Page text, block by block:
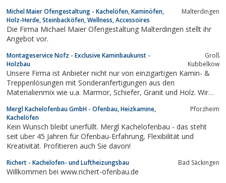
Michel Maier Ofengestaltung - Kachelöfen, Kaminöfen,
Holz-Herde, Steinbacköfen, Wellness, Accessoires
Malterdingen
Die Firma Michael Maier Ofengestaltung Malterdingen stellt ihr
Angebot vor.
Montageservice Nofz - Exclusive Kaminbaukunst -
Holzbau
Groß
Kubbelkow
Unsere Firma ist Anbieter nicht nur von einzigartigen Kamin- &
Treppenlösungen mit Sonderanfertigungen aus den
Materialienmix wie u.a. Marmor, Schiefer, Granit und Holz. Wir
verschidenen Partner- und Zuliefererfirmen auf verschidenen
Mergl Kachelofenbau GmbH - Ofenbau, Heizkamine,
Kachelöfen
Pforzheim
Kein Wunsch bleibt unerfüllt. Mergl Kachelofenbau - das steht
seit über 45 Jahren für Ofenbau-Erfahrung, Flexibilität und
Kreativität. Profitieren auch Sie davon!
Richert - Kachelofen- und Luftheizungsbau Bad Säckingen
Willkommen bei www.richert-ofenbau.de